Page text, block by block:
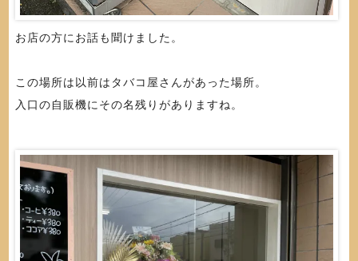
お店の方にお話も聞けました。
この場所は以前はタバコ屋さんがあった場所。
入口の自販機にその名残りがありますね。